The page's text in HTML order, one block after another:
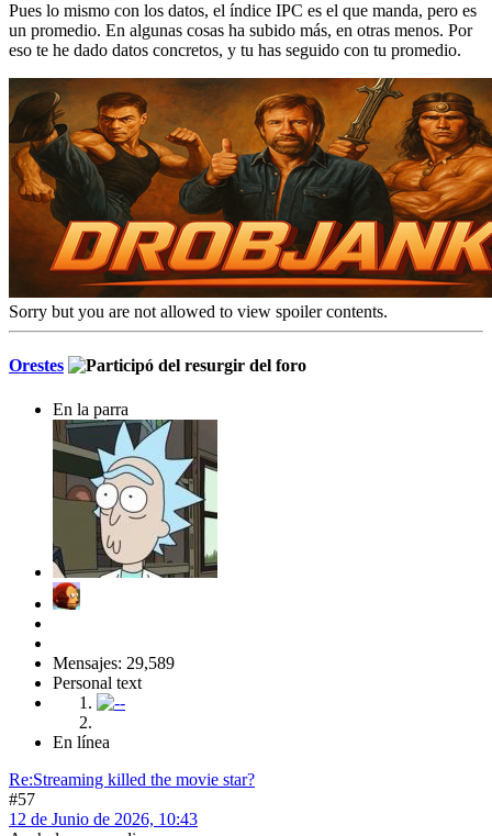
Pues lo mismo con los datos, el índice IPC es el que manda, pero es
un promedio. En algunas cosas ha subido más, en otras menos. Por
eso te he dado datos concretos, y tu has seguido con tu promedio.
Sorry but you are not allowed to view spoiler contents.
Orestes
En la parra
Mensajes: 29,589
Personal text
En línea
Re:Streaming killed the movie star?
#57
12 de Junio de 2026, 10:43